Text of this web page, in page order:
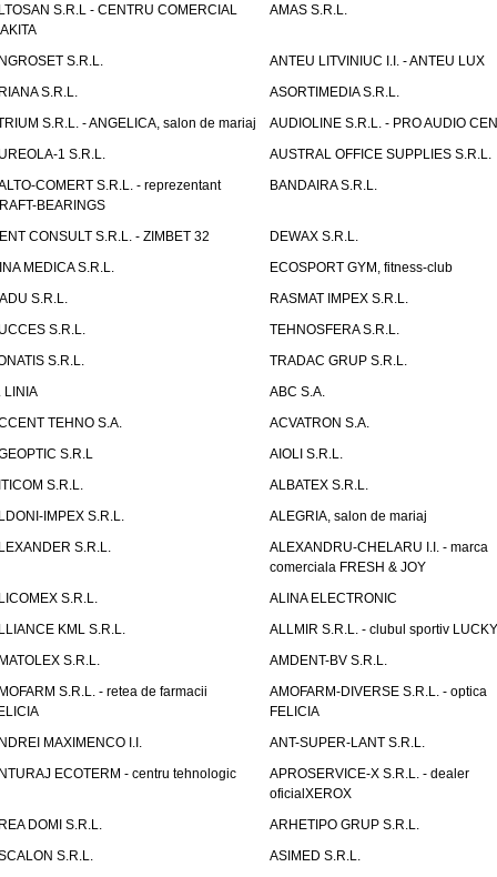
S.R.L - CENTRU COMERCIAL
AMAS S.R.L.
S.R.L.
ANTEU LITVINIUC I.I. - ANTEU LUX
S.R.L.
ASORTIMEDIA S.R.L.
S.R.L. - ANGELICA, salon de mariaj
AUDIOLINE S.R.L. - PRO AUDIO
1 S.R.L.
AUSTRAL OFFICE SUPPLIES S.R.L.
COMERT S.R.L. - reprezentant
BEARINGS
BANDAIRA S.R.L.
CONSULT S.R.L. - ZIMBET 32
DEWAX S.R.L.
MEDICA S.R.L.
ECOSPORT GYM, fitness-club
S.R.L.
RASMAT IMPEX S.R.L.
S.R.L.
TEHNOSFERA S.R.L.
S.R.L.
TRADAC GRUP S.R.L.
LINIA
ABC S.A.
TEHNO S.A.
ACVATRON S.A.
S.R.L
AIOLI S.R.L.
S.R.L.
ALBATEX S.R.L.
IMPEX S.R.L.
ALEGRIA, salon de mariaj
S.R.L.
ALEXANDRU-CHELARU I.I. - marca
comerciala FRESH & JOY
S.R.L.
ALINA ELECTRONIC
KML S.R.L.
ALLMIR S.R.L. - clubul sportiv
S.R.L.
AMDENT-BV S.R.L.
S.R.L. - retea de farmacii
AMOFARM-DIVERSE S.R.L. - optica
FELICIA
MAXIMENCO I.I.
ANT-SUPER-LANT S.R.L.
ECOTERM - centru tehnologic
APROSERVICE-X S.R.L. - dealer
oficialXEROX
DOMI S.R.L.
ARHETIPO GRUP S.R.L.
S.R.L.
ASIMED S.R.L.